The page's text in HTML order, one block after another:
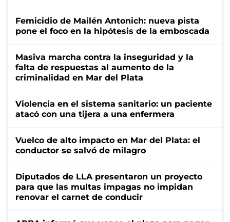
Femicidio de Mailén Antonich: nueva pista
pone el foco en la hipótesis de la emboscada
Masiva marcha contra la inseguridad y la
falta de respuestas al aumento de la
criminalidad en Mar del Plata
Violencia en el sistema sanitario: un paciente
atacó con una tijera a una enfermera
Vuelco de alto impacto en Mar del Plata: el
conductor se salvó de milagro
Diputados de LLA presentaron un proyecto
para que las multas impagas no impidan
renovar el carnet de conducir